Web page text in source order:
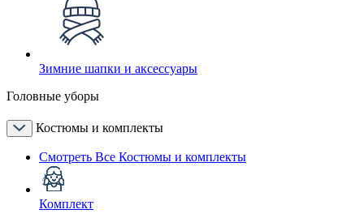
Зимние шапки и аксессуары
Головные уборы
Костюмы и комплекты
Смотреть Все Костюмы и комплекты
Комплект